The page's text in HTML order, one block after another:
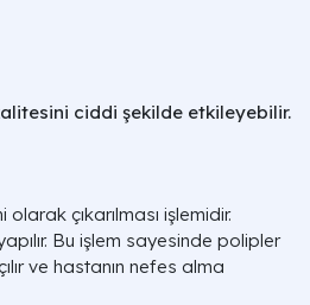
ciddi şekilde etkileyebilir.
çıkarılması işlemidir.
Bu işlem sayesinde polipler
ve hastanın nefes alma